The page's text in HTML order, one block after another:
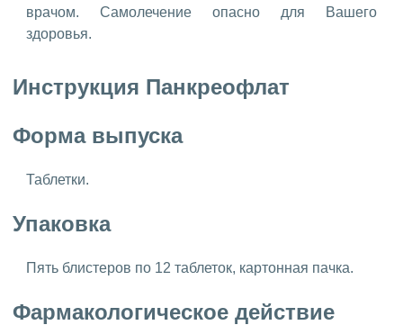
врачом. Самолечение опасно для Вашего
здоровья.
Инструкция Панкреофлат
Форма выпуска
Таблетки.
Упаковка
Пять блистеров по 12 таблеток, картонная пачка.
Фармакологическое действие